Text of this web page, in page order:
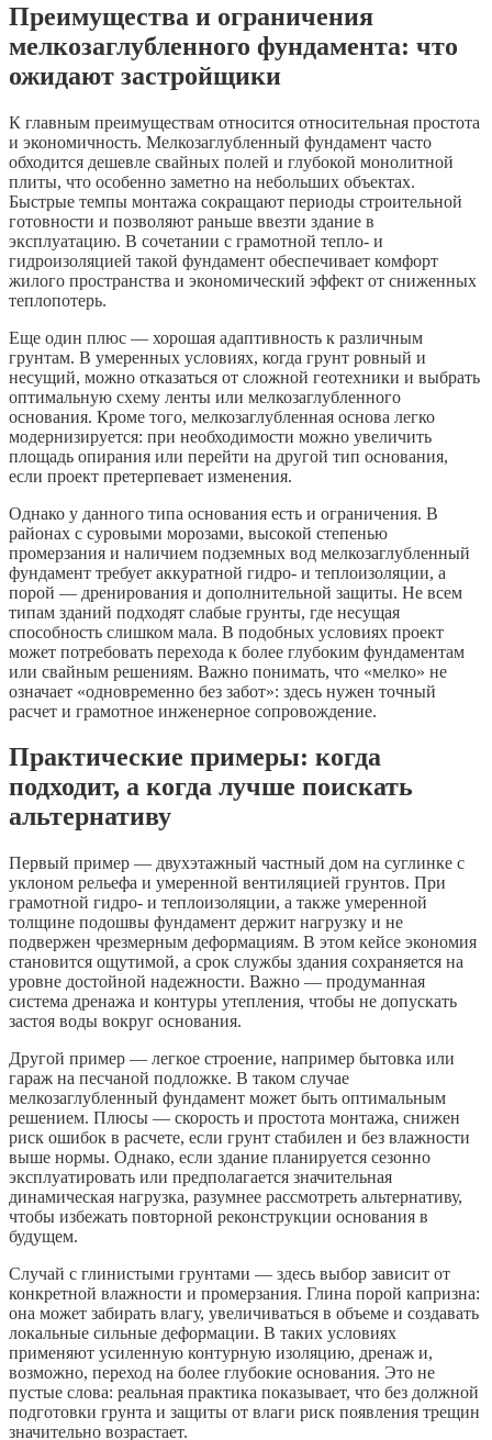
Преимущества и ограничения
мелкозаглубленного фундамента: что
ожидают застройщики
К главным преимуществам относится относительная простота
и экономичность. Мелкозаглубленный фундамент часто
обходится дешевле свайных полей и глубокой монолитной
плиты, что особенно заметно на небольших объектах.
Быстрые темпы монтажа сокращают периоды строительной
готовности и позволяют раньше ввезти здание в
эксплуатацию. В сочетании с грамотной тепло- и
гидроизоляцией такой фундамент обеспечивает комфорт
жилого пространства и экономический эффект от сниженных
теплопотерь.
Еще один плюс — хорошая адаптивность к различным
грунтам. В умеренных условиях, когда грунт ровный и
несущий, можно отказаться от сложной геотехники и выбрать
оптимальную схему ленты или мелкозаглубленного
основания. Кроме того, мелкозаглубленная основа легко
модернизируется: при необходимости можно увеличить
площадь опирания или перейти на другой тип основания,
если проект претерпевает изменения.
Однако у данного типа основания есть и ограничения. В
районах с суровыми морозами, высокой степенью
промерзания и наличием подземных вод мелкозаглубленный
фундамент требует аккуратной гидро- и теплоизоляции, а
порой — дренирования и дополнительной защиты. Не всем
типам зданий подходят слабые грунты, где несущая
способность слишком мала. В подобных условиях проект
может потребовать перехода к более глубоким фундаментам
или свайным решениям. Важно понимать, что «мелко» не
означает «одновременно без забот»: здесь нужен точный
расчет и грамотное инженерное сопровождение.
Практические примеры: когда
подходит, а когда лучше поискать
альтернативу
Первый пример — двухэтажный частный дом на суглинке с
уклоном рельефа и умеренной вентиляцией грунтов. При
грамотной гидро- и теплоизоляции, а также умеренной
толщине подошвы фундамент держит нагрузку и не
подвержен чрезмерным деформациям. В этом кейсе экономия
становится ощутимой, а срок службы здания сохраняется на
уровне достойной надежности. Важно — продуманная
система дренажа и контуры утепления, чтобы не допускать
застоя воды вокруг основания.
Другой пример — легкое строение, например бытовка или
гараж на песчаной подложке. В таком случае
мелкозаглубленный фундамент может быть оптимальным
решением. Плюсы — скорость и простота монтажа, снижен
риск ошибок в расчете, если грунт стабилен и без влажности
выше нормы. Однако, если здание планируется сезонно
эксплуатировать или предполагается значительная
динамическая нагрузка, разумнее рассмотреть альтернативу,
чтобы избежать повторной реконструкции основания в
будущем.
Случай с глинистыми грунтами — здесь выбор зависит от
конкретной влажности и промерзания. Глина порой капризна:
она может забирать влагу, увеличиваться в объеме и создавать
локальные сильные деформации. В таких условиях
применяют усиленную контурную изоляцию, дренаж и,
возможно, переход на более глубокие основания. Это не
пустые слова: реальная практика показывает, что без должной
подготовки грунта и защиты от влаги риск появления трещин
значительно возрастает.